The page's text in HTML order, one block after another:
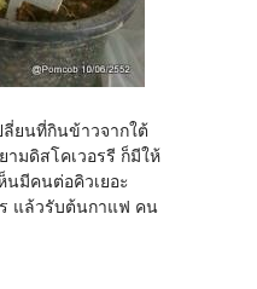
ลี่ยนที่กินข้าวจากใต้
ามดิสโคเวอรรี ก็มีให้
นมีคนต่อคิวเยอะ
แล้วรับต้นกาแฟ คน